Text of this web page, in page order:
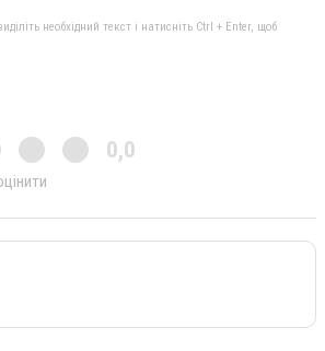
необхідний текст і натисніть Ctrl + Enter, щоб
0,0